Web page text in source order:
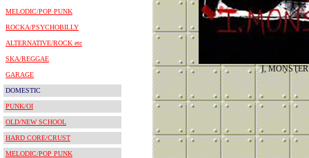
MELODIC/POP PUNK
ROCKA/PSYCHOBILLY
ALTERNATIVE/ROCK etc
SKA/REGGAE
GARAGE
DOMESTIC
PUNK/OI
OLD/NEW SCHOOL
HARD CORE/CRUST
MELODIC/POP PUNK
I, MONSTER